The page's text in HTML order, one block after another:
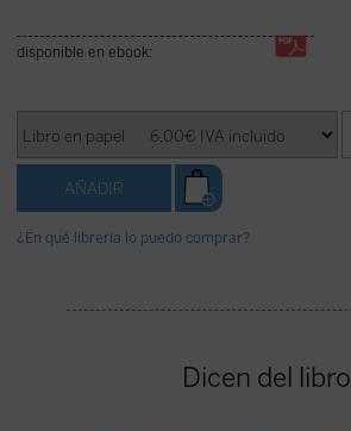
disponible en ebook:
¿En qué librería lo puedo comprar?
Dicen del libro